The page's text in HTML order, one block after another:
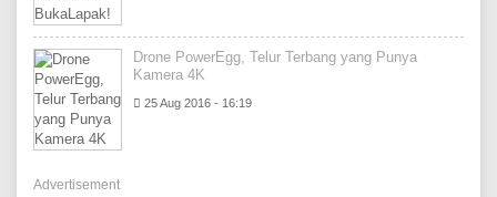
Drone PowerEgg, Telur Terbang yang Punya
Kamera 4K
25 Aug 2016 - 16:19
Advertisement